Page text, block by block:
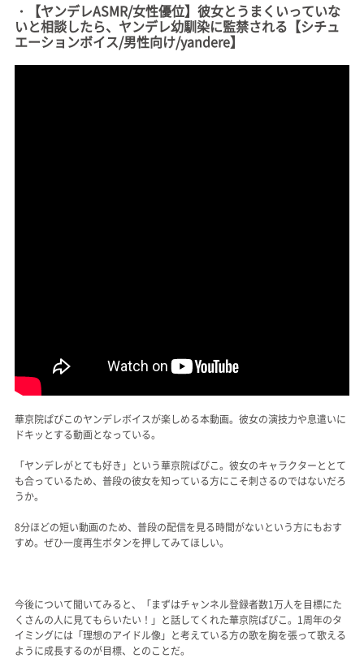
・【ヤンデレASMR/女性優位】彼女とうまくいっていな
いと相談したら、ヤンデレ幼馴染に監禁される【シチュ
エーションボイス/男性向け/yandere】
華京院ぱぴこのヤンデレボイスが楽しめる本動画。彼女の演技力や息遣いに
ドキッとする動画となっている。
「ヤンデレがとても好き」という華京院ぱぴこ。彼女のキャラクターととて
も合っているため、普段の彼女を知っている方にこそ刺さるのではないだろ
うか。
8分ほどの短い動画のため、普段の配信を見る時間がないという方にもおす
すめ。ぜひ一度再生ボタンを押してみてほしい。
今後について聞いてみると、「まずはチャンネル登録者数1万人を目標にた
くさんの人に見てもらいたい！」と話してくれた華京院ぱぴこ。1周年のタ
イミングには「理想のアイドル像」と考えている方の歌を胸を張って歌える
ように成長するのが目標、とのことだ。